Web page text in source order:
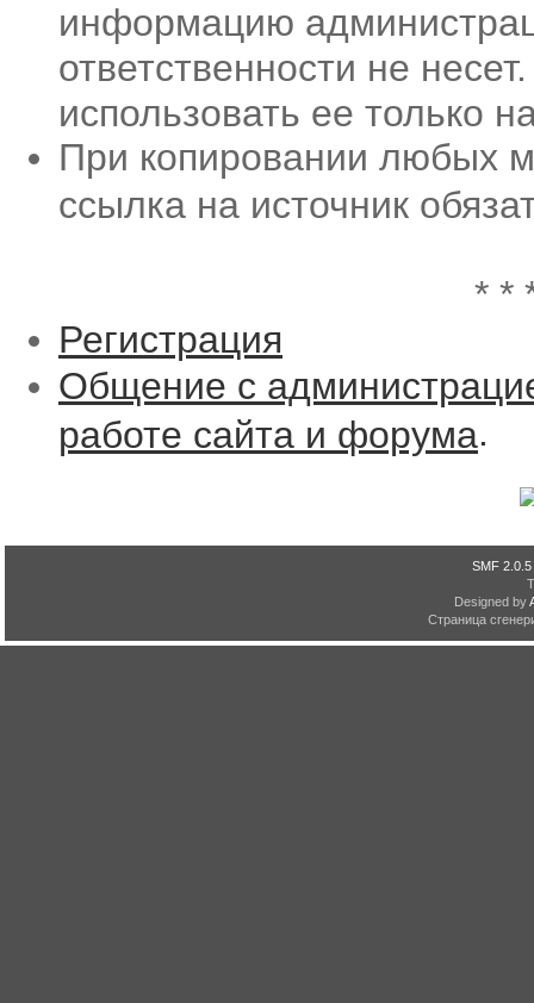
информацию
ответственности не
использовать ее только
При копировании любых
ссылка на источник
* *
Регистрация
Общение с
работе сайта и форума.
SMF 2.0.5
Designed by
Страница